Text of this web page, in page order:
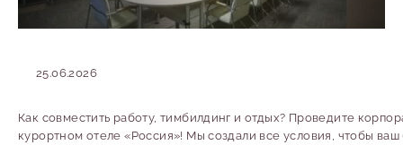
25.06.2026
Как совместить работу, тимбилдинг и отдых? Проведите
курортном отеле «Россия»! Мы создали все условия, чтобы